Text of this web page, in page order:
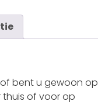
bent u gewoon op
thuis of voor op